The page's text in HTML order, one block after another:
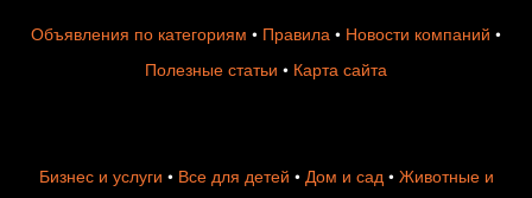
Объявления по категориям • Правила • Новости компаний •
Полезные статьи • Карта сайта
Бизнес и услуги • Все для детей • Дом и сад• Животные и